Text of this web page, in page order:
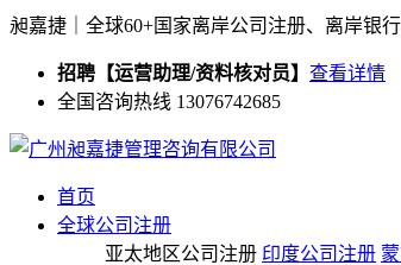
昶嘉捷｜全球60+国家离岸公司注册、离岸银
招聘【运营助理/资料核对员】 查看详情
全国咨询热线 13076742685
首页
全球公司注册
亚太地区公司注册 印度公司注册